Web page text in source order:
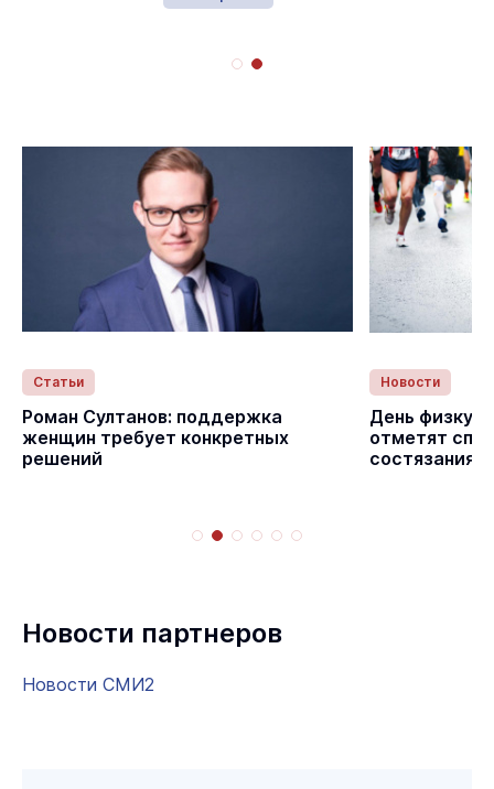
Статьи
Роман Султанов: поддержка
женщин требует конкретных
решений
Новости
День
отметят
Новости партнеров
Новости СМИ2